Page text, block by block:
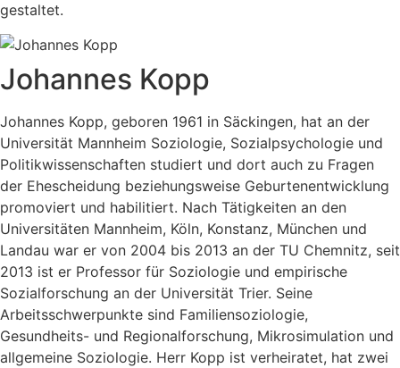
gestaltet.
Johannes Kopp
Johannes Kopp, geboren 1961 in Säckingen, hat an der
Universität Mannheim Soziologie, Sozialpsychologie und
Politikwissenschaften studiert und dort auch zu Fragen
der Ehescheidung beziehungsweise Geburtenentwicklung
promoviert und habilitiert. Nach Tätigkeiten an den
Universitäten Mannheim, Köln, Konstanz, München und
Landau war er von 2004 bis 2013 an der TU Chemnitz, seit
2013 ist er Professor für Soziologie und empirische
Sozialforschung an der Universität Trier. Seine
Arbeitsschwerpunkte sind Familiensoziologie,
Gesundheits- und Regionalforschung, Mikrosimulation und
allgemeine Soziologie. Herr Kopp ist verheiratet, hat zwei